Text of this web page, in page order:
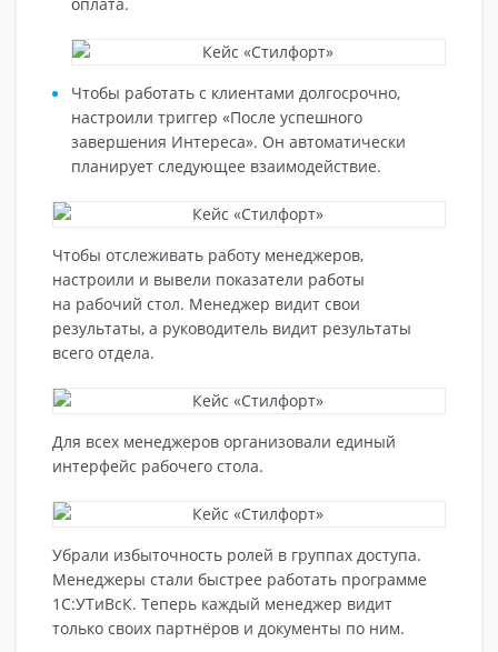
Чтобы работать с клиентами долгосрочно,
настроили триггер «После успешного
завершения Интереса». Он автоматически
планирует следующее взаимодействие.
Чтобы отслеживать работу менеджеров,
настроили и вывели показатели работы
на рабочий стол. Менеджер видит свои
результаты, а руководитель видит результаты
всего отдела.
Для всех менеджеров организовали единый
интерфейс рабочего стола.
Убрали избыточность ролей в группах доступа.
Менеджеры стали быстрее работать программе
1С:УТиВсК. Теперь каждый менеджер видит
только своих партнёров и документы по ним.